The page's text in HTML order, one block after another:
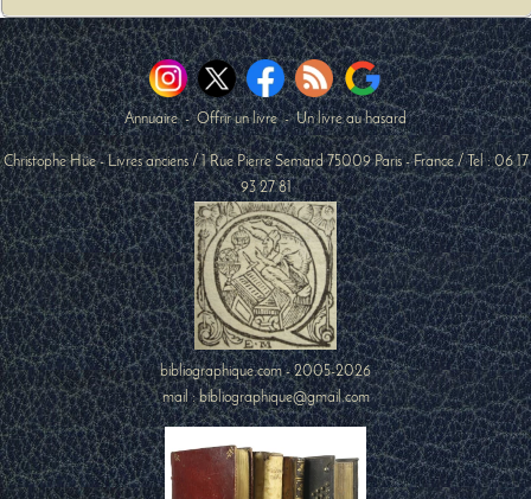
Annuaire-Offrir un livre-Un livre au hasard
Christophe Hüe - Livres anciens /1 Rue Pierre Semard 75009 Paris-France / Tel :06 17
93 27 81
bibliographique.com - 2005-2026
mail : bibliographique@gmail.com